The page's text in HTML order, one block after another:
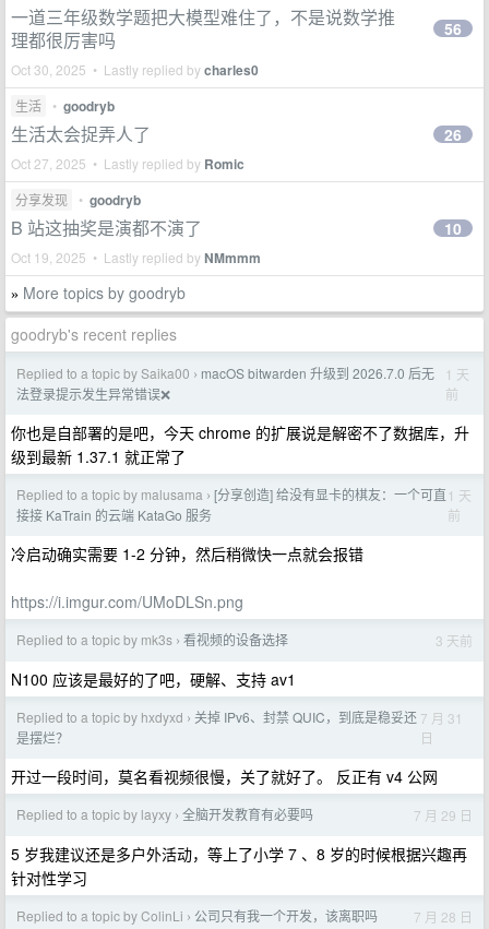
一道三年级数学题把大模型难住了，不是说数学推
理都很厉害吗
Oct 30, 2025 • Lastly replied bycharles0
56
生活 • goodryb
生活太会捉弄人了
Oct 27, 2025 • Lastly replied by Romic
26
分享发现 • goodryb
B 站这抽奖是演都不演了
Oct 19, 2025 • Lastly replied byNMmmm
10
» More topics by goodryb
goodryb's recent replies
Replied to a topic by Saika00 › macOS bitwarden 升级到 2026.7.0 后无
法登录提示发生异常错误❌
1 天
前
你也是自部署的是吧，今天 chrome 的扩展说是解密不了数据库，升
级到最新 1.37.1 就正常了
Replied to a topic by malusama › [分享创造] 给没有显卡的棋友：一个可直
接接 KaTrain 的云端 KataGo 服务
1 天
前
冷启动确实需要 1-2 分钟，然后稍微快一点就会报错
https://i.imgur.com/UMoDLSn.png
Replied to a topic by mk3s › 看视频的设备选择 3 天前
N100 应该是最好的了吧，硬解、支持 av1
Replied to a topic by hxdyxd › 关掉 IPv6、封禁 QUIC，到底是稳妥还
是摆烂？
7 月 31
日
开过一段时间，莫名看视频很慢，关了就好了。 反正有 v4 公网
Replied to a topic by layxy › 全脑开发教育有必要吗 7 月 29 日
5 岁我建议还是多户外活动，等上了小学 7 、8 岁的时候根据兴趣再
针对性学习
Replied to a topic by ColinLi › 公司只有我一个开发，该离职吗 7 月 28 日